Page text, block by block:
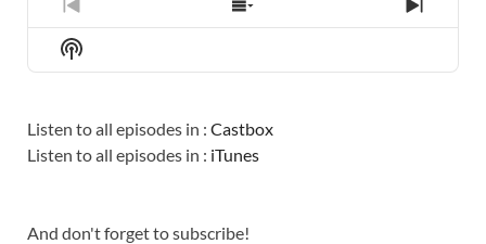
PREVIOUS
EPISODE
SHOW
EPISODES
NEXT
Show
Podcast
Listen to all episodes in : Castbox
Listen to all episodes in : iTunes
And don't forget to subscribe!